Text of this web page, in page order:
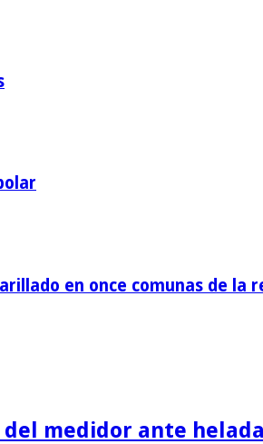
en once comunas de la
medidor ante